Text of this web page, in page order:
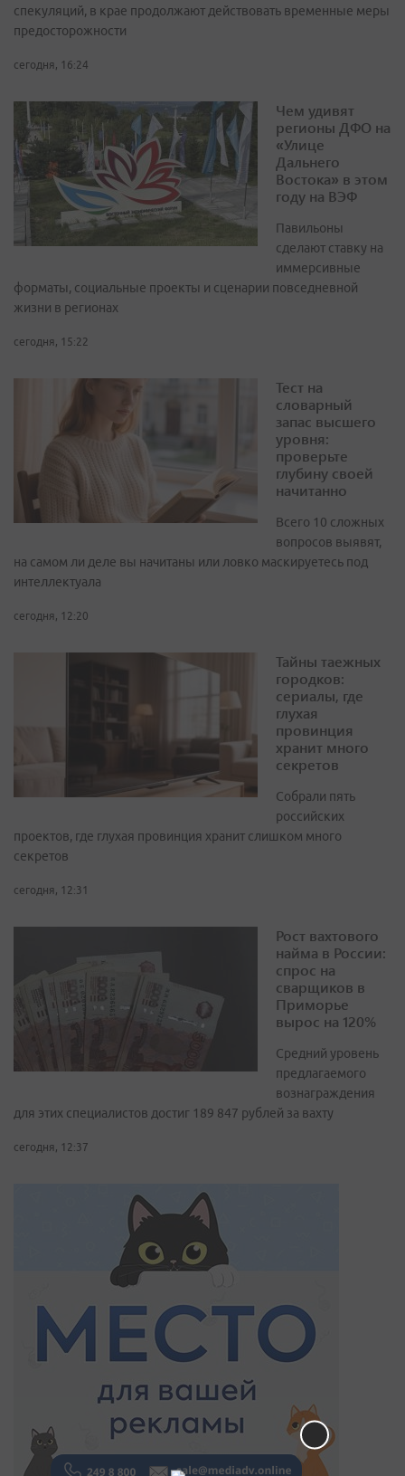
спекуляций, в крае продолжают действовать временные меры
предосторожности
сегодня, 16:24
Чем удивят
регионы ДФО на
«Улице
Дальнего
Востока» в этом
году на ВЭФ
Павильоны
сделают ставку на
иммерсивные
форматы, социальные проекты и сценарии повседневной
жизни в регионах
сегодня, 15:22
Тест на
словарный
запас высшего
уровня:
проверьте
глубину своей
начитанно
Всего 10 сложных
вопросов выявят,
на самом ли деле вы начитаны или ловко маскируетесь под
интеллектуала
сегодня, 12:20
Тайны таежных
городков:
сериалы, где
глухая
провинция
хранит много
секретов
Собрали пять
российских
проектов, где глухая провинция хранит слишком много
секретов
сегодня, 12:31
Рост вахтового
найма в России:
спрос на
сварщиков в
Приморье
вырос на 120%
Средний уровень
предлагаемого
вознаграждения
для этих специалистов достиг 189 847 рублей за вахту
сегодня, 12:37